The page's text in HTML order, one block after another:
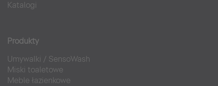
Katalogi
Produkty
Umywalki / SensoWash
Miski toaletowe
Meble łazienkowe